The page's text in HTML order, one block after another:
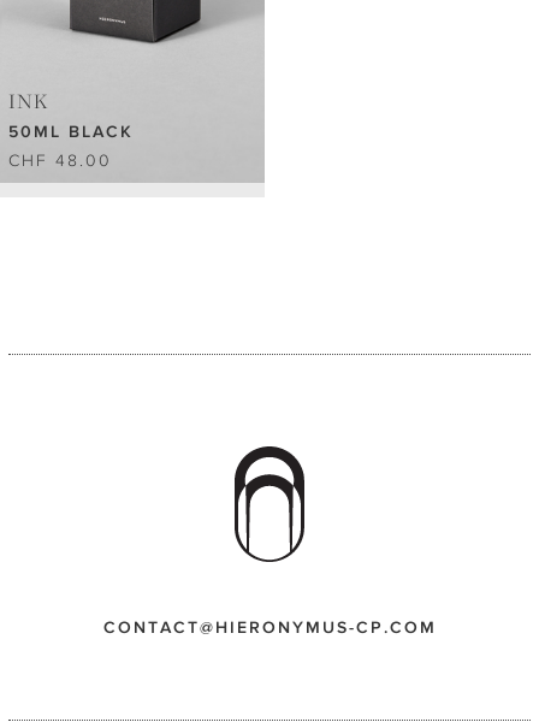
INK
50ML BLACK
CHF 48.00
CONTACT@HIERONYMUS-CP.COM